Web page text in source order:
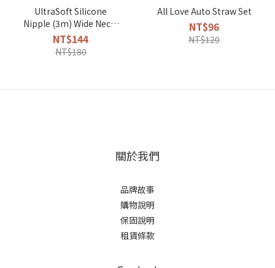
UltraSoft Silicone
Nipple (3m) Wide Neck,
2 Packs
NT$144
NT$180
All Love Auto Straw Set
NT$96
NT$120
關於我們
品牌故事
購物說明
保固說明
租賃條款